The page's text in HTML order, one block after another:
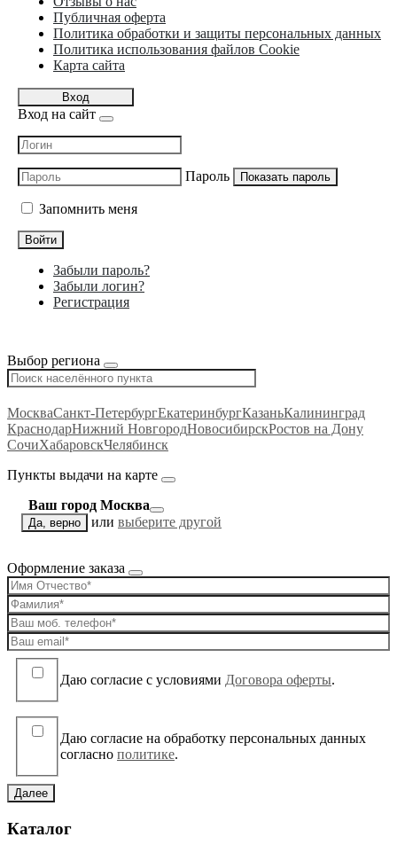
Публичная оферта
Политика обработки и защиты персональных данных
Политика использования файлов Cookie
Карта сайта
Вход
Вход на сайт
Пароль Показать пароль
Запомнить меня
Войти
Забыли пароль?
Забыли логин?
Регистрация
Выбор региона
МоскваСанкт-ПетербургЕкатеринбургКазаньКалининград
КраснодарНижний НовгородНовосибирскРостов на Дону
СочиХабаровскЧелябинск
Пункты выдачи на карте
Ваш город Москва
Да, верно или выберите другой
Оформление заказа
Даю согласие c условиями Договора оферты.
Даю согласие на обработку персональных данных
согласно политике.
Далее
Каталог